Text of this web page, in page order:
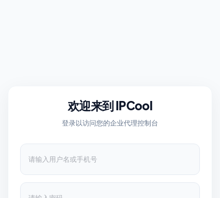
欢迎来到 IPCool
登录以访问您的企业代理控制台